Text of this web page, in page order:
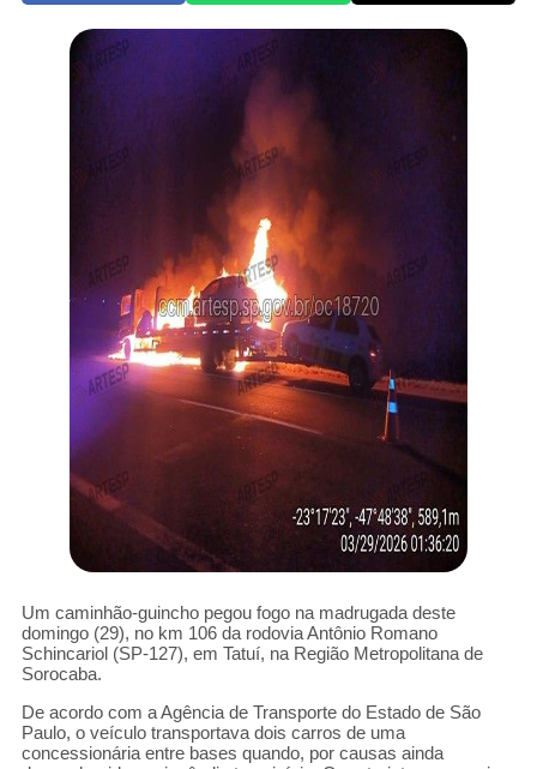
Um caminhão-guincho pegou fogo na madrugada deste
domingo (29), no km 106 da rodovia Antônio Romano
Schincariol (SP-127), em Tatuí, na Região Metropolitana de
Sorocaba.
De acordo com a Agência de Transporte do Estado de São
Paulo, o veículo transportava dois carros de uma
concessionária entre bases quando, por causas ainda